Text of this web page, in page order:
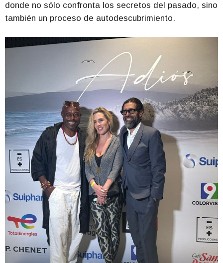
donde no sólo confronta los secretos del pasado, sino
también un proceso de autodescubrimiento.